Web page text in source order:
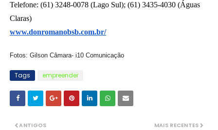
Telefone: (61) 3248-0078 (Lago Sul); (61) 3435-4030 (Águas
Claras)
www.donromanobsb.com.br/
Fotos: Gilson Câmara- i10 Comunicação
Tags empreender
MAIS RECENTES
ANTIGOS